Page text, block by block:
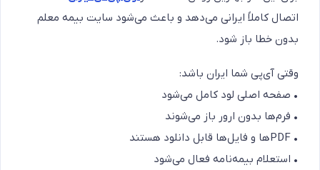
اتصال کاملاً ایرانی می‌دهد و باعث می‌شود سایت بیمه معلم
بدون خطا باز شود.
وقتی آی‌پی شما ایران باشد:
• صفحه اصلی لود کامل می‌شود
• فرم‌ها بدون ارور باز می‌شوند
• PDFها و فایل‌ها قابل دانلود هستند
• استعلام بیمه‌نامه فعال می‌شود